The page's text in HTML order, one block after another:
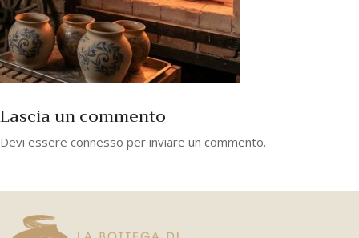
Lascia un commento
Devi essere connesso per inviare un commento.